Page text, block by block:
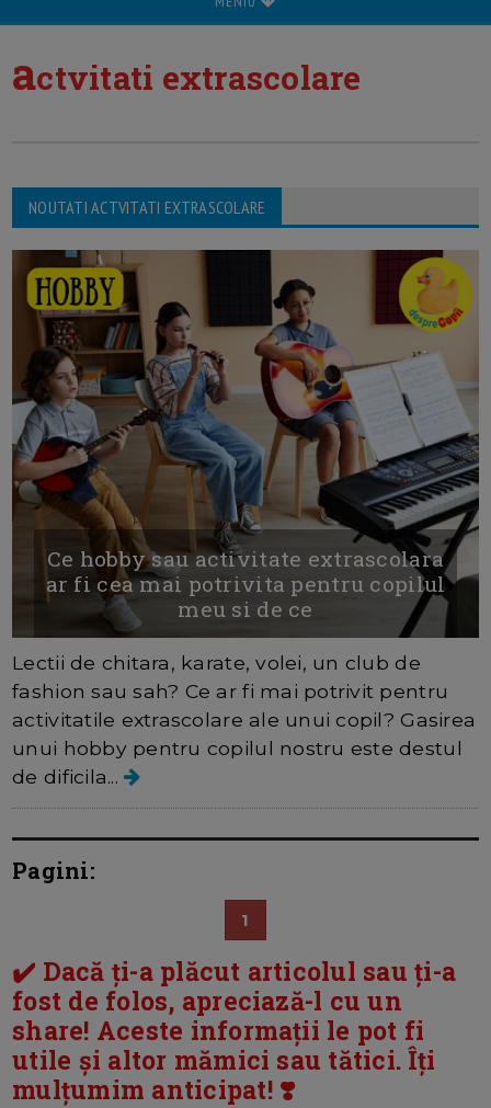
actvitati extrascolare
NOUTATI ACTVITATI EXTRASCOLARE
Ce hobby sau activitate extrascolara
ar fi cea mai potrivita pentru copilul
meu si de ce
Lectii de chitara, karate, volei, un club de
fashion sau sah? Ce ar fi mai potrivit pentru
activitatile extrascolare ale unui copil? Gasirea
unui hobby pentru copilul nostru este destul
de dificila...
Pagini:
1
✔️ Dacă ți-a plăcut articolul sau ți-a
fost de folos, apreciază-l cu un
share! Aceste informații le pot fi
utile și altor mămici sau tătici. Îți
mulțumim anticipat! ❣️